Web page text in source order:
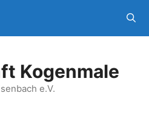
Kogenmale
e.V.